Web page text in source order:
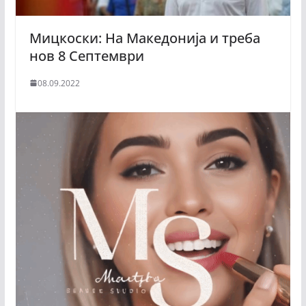
Мицкоски: На Македонија и треба
нов 8 Септември
08.09.2022